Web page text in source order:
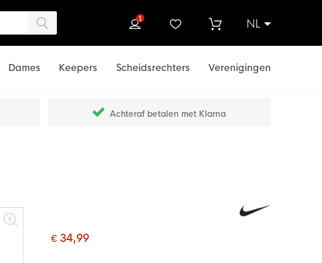
NL
1
Dames Keepers Scheidsrechters Verenigingen
Achteraf betalen met Klarna
€ 34,99